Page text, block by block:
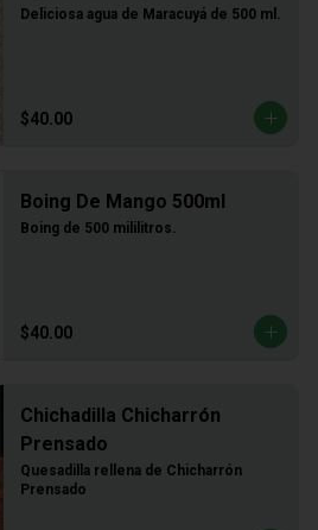
Deliciosa agua de Maracuyá de 500 ml.
$40.00
Boing De Mango 500ml
Boing de 500 mililitros.
$40.00
Chichadilla Chicharrón
Prensado
Quesadilla rellena de Chicharrón
Prensado